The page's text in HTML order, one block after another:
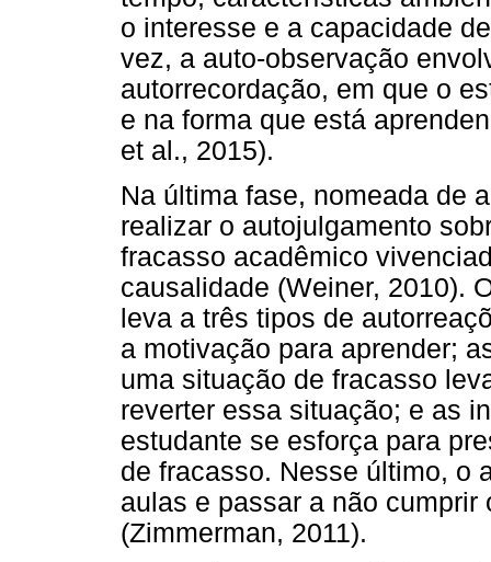
o interesse e a capacidade
vez, a auto-observação
autorrecordação, em que o
e na forma que está
et al., 2015).
Na última fase, nomeada de
realizar o autojulgamento
fracasso acadêmico
causalidade (Weiner, 2010).
leva a três tipos de
a motivação para aprender;
uma situação de fracasso
reverter essa situação; e as
estudante se esforça para
de fracasso. Nesse último, o
aulas e passar a não
(Zimmerman, 2011).